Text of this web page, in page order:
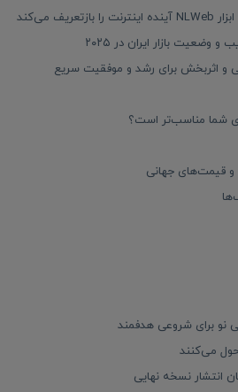
و اثربخش برای رشد و موفقیت سریع
شما مناسب‌تر است؟
نو برای شروعی هدفمند